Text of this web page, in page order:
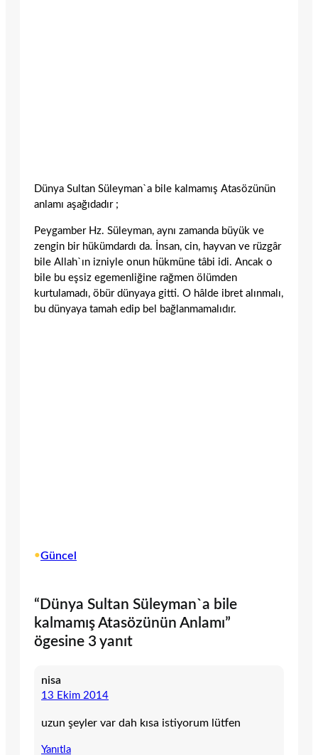
Dünya Sultan Süleyman`a bile kalmamış Atasözünün
anlamı aşağıdadır ;
Peygamber Hz. Süleyman, aynı zamanda büyük ve
zengin bir hükümdardı da. İnsan, cin, hayvan ve rüzgâr
bile Allah`ın izniyle onun hükmüne tâbi idi. Ancak o
bile bu eşsiz egemenliğine rağmen ölümden
kurtulamadı, öbür dünyaya gitti. O hâlde ibret alınmalı,
bu dünyaya tamah edip bel bağlanmamalıdır.
•Güncel
“Dünya Sultan Süleyman`a bile
kalmamış Atasözünün Anlamı”
ögesine 3 yanıt
nisa
13 Ekim 2014
uzun şeyler var dah kısa istiyorum lütfen
Yanıtla